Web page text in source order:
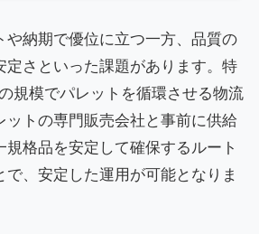
や納期で優位に立つ一方、品質の
定さといった課題があります。特
規模でパレットを循環させる物流
ットの専門販売会社と事前に供給
格品を安定して確保するルート
で、安定した運用が可能となりま